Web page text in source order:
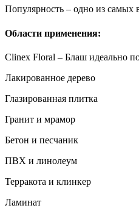
Популярность – одно из самых
Области применения:
Clinex Floral – Блаш идеально
Лакированное дерево
Глазированная плитка
Гранит и мрамор
Бетон и песчаник
ПВХ и линолеум
Терракота и клинкер
Ламинат